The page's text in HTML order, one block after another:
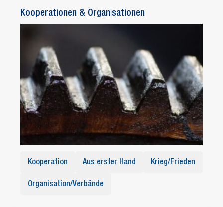
Kooperationen & Organisationen
Kooperation Aus erster Hand Krieg/Frieden
Organisation/Verbände